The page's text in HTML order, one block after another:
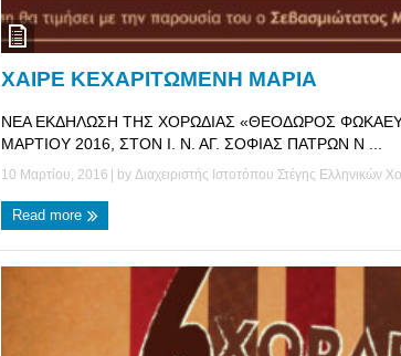
ΧΑΙΡΕ ΚΕΧΑΡΙΤΩΜΕΝΗ ΜΑΡΙΑ
ΝΕΑ ΕΚΔΗΛΩΣΗ ΤΗΣ ΧΟΡΩΔΙΑΣ «ΘΕΟΔΩΡΟΣ
ΜΑΡΤΙΟΥ 2016, ΣΤΟΝ Ι. Ν. ΑΓ. ΣΟΦΙΑΣ ΠΑΤΡΩΝ Ν ...
10 Μαρτίου, 2016 | by Διαχειριστής Ιστοτόπου Στέγης Ελληνικών
Read more